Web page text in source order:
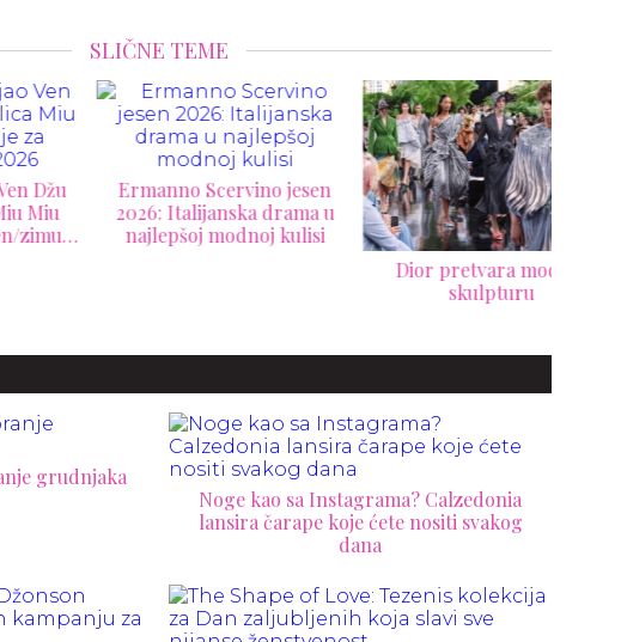
SLIČNE TEME
Ermanno Scervino jesen
2026: Italijanska drama u
najlepšoj modnoj kulisi
Dior pretvara modu u
skulpturu
grudnjaka
Noge kao sa Instagrama? Calzedonia
lansira čarape koje ćete nositi svakog
dana